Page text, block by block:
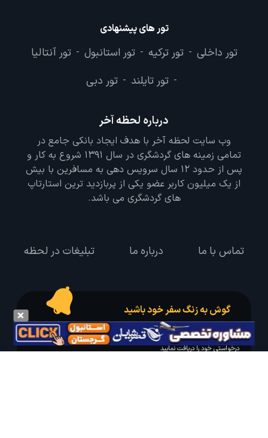
تور های پیشنهادی
تور داخلی - تور ترکیه - تور استانبول - تور آنتالیا
- تور تایلند - تور دبی
درباره لحظه آخر
وب سایت لحظه آخر با هدف ایجاد بانکی جامع در
تمامی زمینه های گردشگری در سال 1391 شروع به کار و
پس از حدود 12 سال سرویس دهی به مسافرین با بیش
از یک میلیون کاربر عضو یکی از پربازدید ترین استارتاپ
های گردشگری می باشد.
تماس با ما درباره ما تبلیغات در لحظه
گوش به زنگ سفر خود باشید
درخواست سفر خود را در مدت زمان دلخواه ثبت و پیامک بهترین آفر مربوط به تور
درخواستی خود را دریافت نمایید